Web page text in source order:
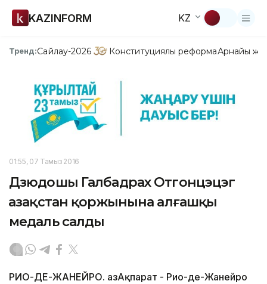
KAZINFORM KZ
Тренд:Сайлау-2026 Конституциялық реформаАрнайы
01:55, 07 Тамыз 2016
Дзюдошы Галбадрах Отгонцэцэг
Қазақстан қоржынына алғашқы
медаль салды
РИО-ДЕ-ЖАНЕЙРО. ҚазАқпарат - Рио-де-Жанейро